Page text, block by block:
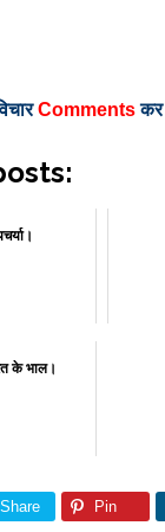
Commentsकर
के भाल।
Share Pin